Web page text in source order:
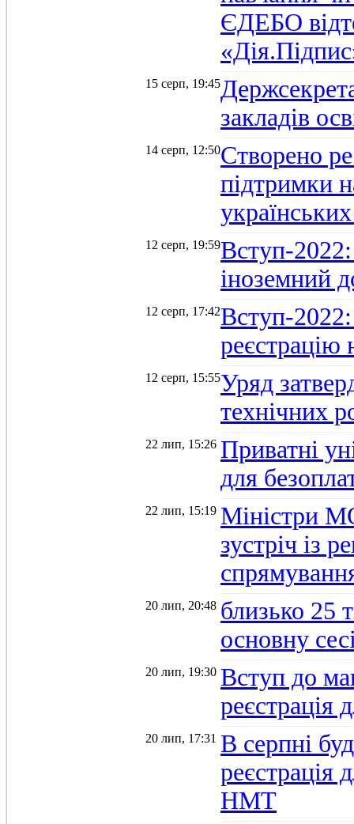
ЄДЕБО
15 серп, 19:45
закладів
14 серп, 12:50Створено
підтримки
12 серп, 19:59Вступ-
іноземний
12 серп, 17:42Вступ-
12 серп, 15:55Уряд
технічних
22 лип, 15:26 Приватні
для
22 лип, 15:19 Міністри
зустріч із
20 лип, 20:48 близько 25
основну
20 лип, 19:30 Вступ до
20 лип, 17:31 В серпні
реєстрація
НМТ